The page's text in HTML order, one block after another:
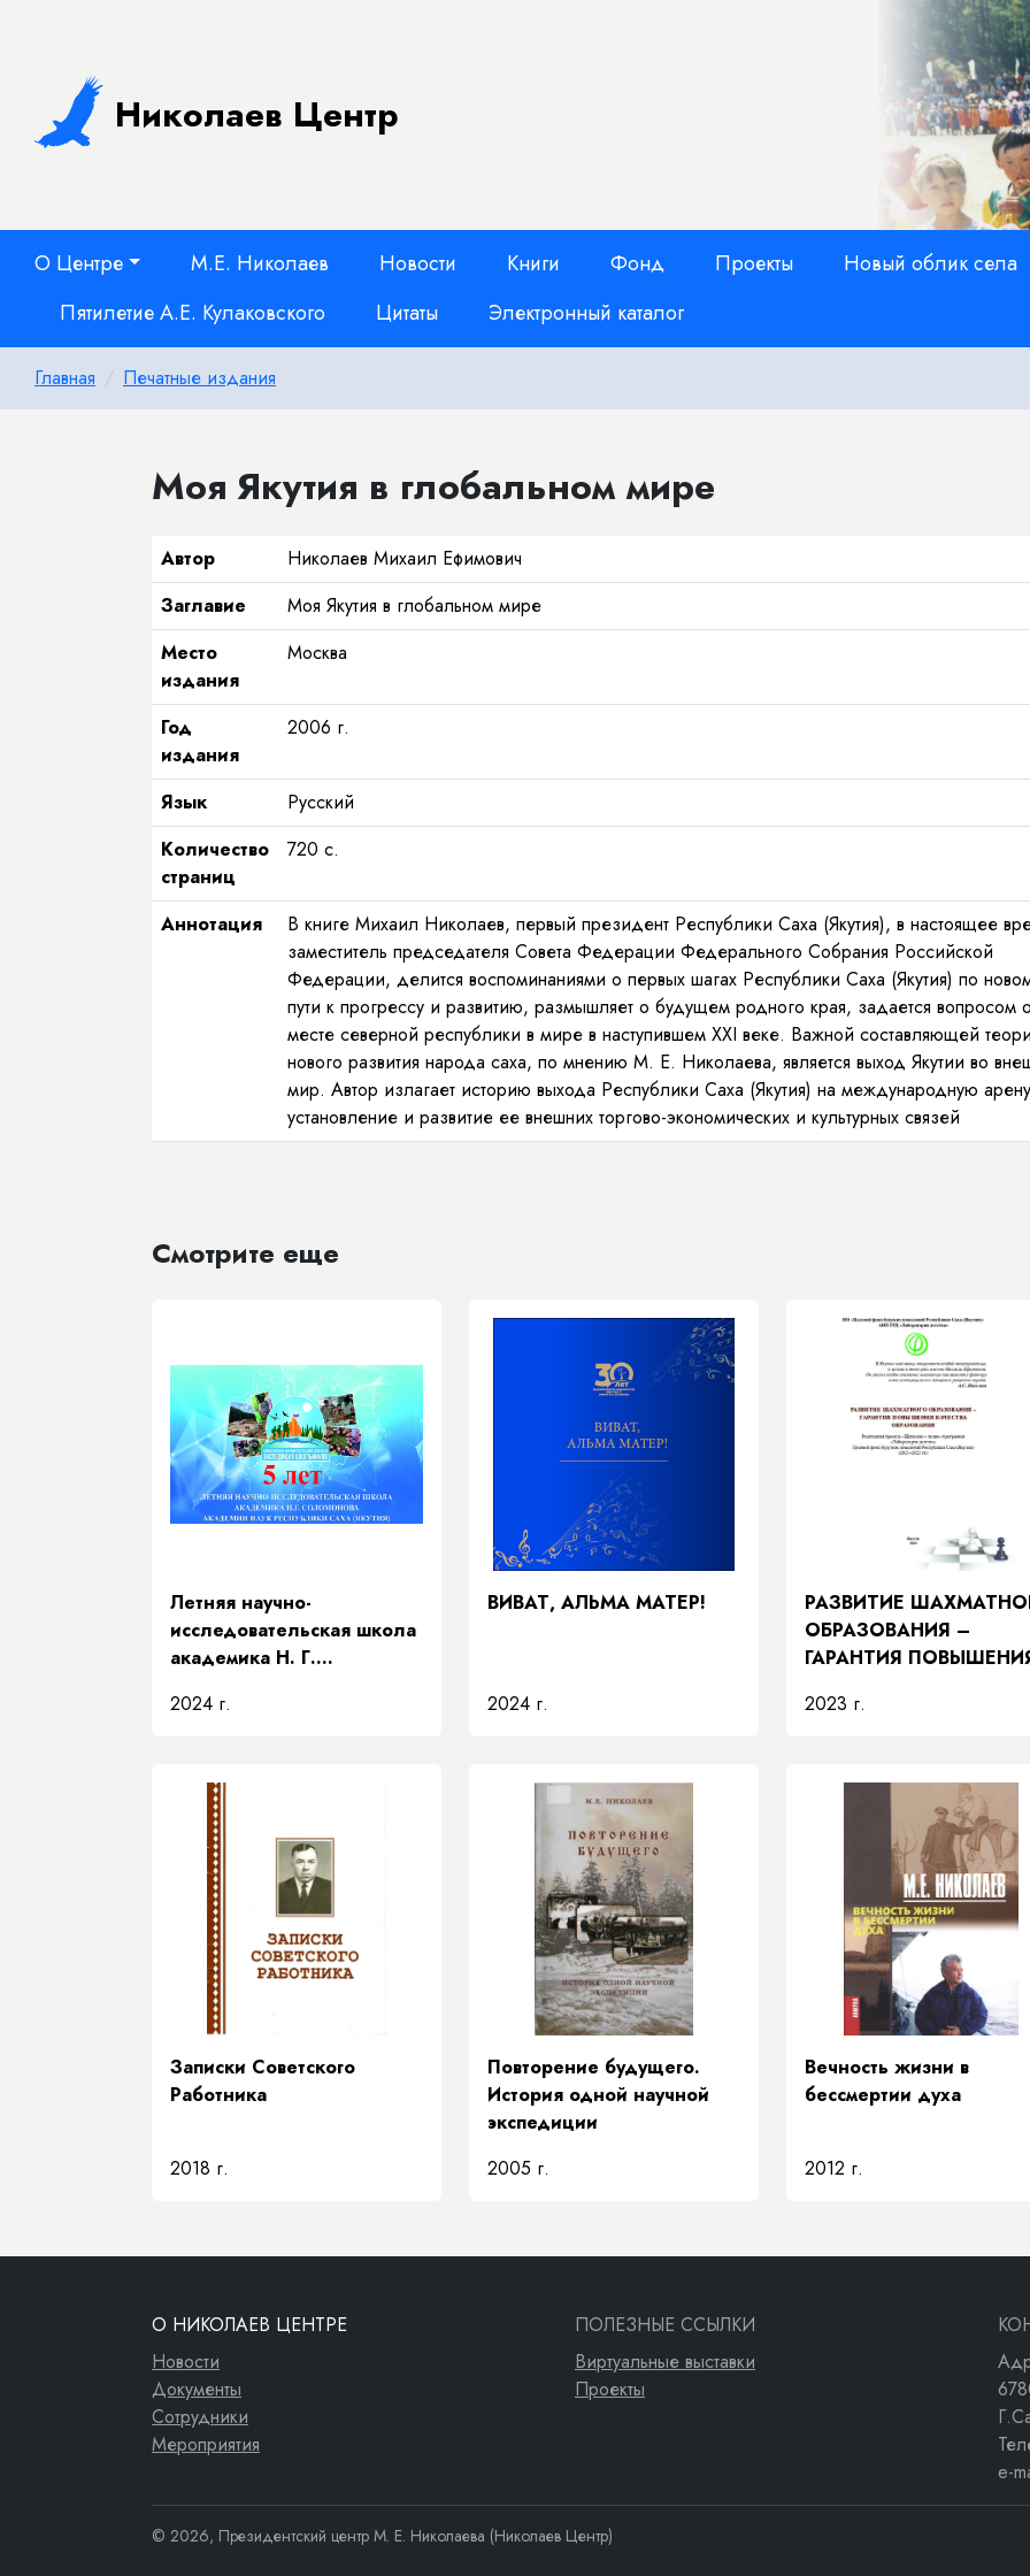
Николаев Центр
О Центре М.Е. Николаев Новости Книги Фонд Проекты Новый облик села
Пятилетие А.Е. Кулаковского
Цитаты Электронный каталог
Главная Печатные издания
Моя Якутия в глобальном мире
Автор
Николаев Михаил Ефимович
Заглавие
Моя Якутия в глобальном мире
Место
издания
Москва
Год
издания
2006 г.
Язык
Русский
Количество
страниц
720 с.
Аннотация
В книге Михаил Николаев, первый президент Республики Саха (Якутия), в настоящее
заместитель председателя Совета Федерации Федерального Собрания Российской
Федерации, делится воспоминаниями о первых шагах Республики Саха (Якутия) по
пути к прогрессу и развитию, размышляет о будущем родного края, задается вопросом о
месте северной республики в мире в наступившем XXI веке. Важной составляющей
нового развития народа саха, по мнению М. Е. Николаева, является выход Якутии во
мир. Автор излагает историю выхода Республики Саха (Якутия) на международную
установление и развитие ее внешних торгово-экономических и культурных связей
Смотрите еще
Летняя научно-
исследовательская школа
академика Н. Г.
наук Республики Саха
2024 г.
ВИВАТ, АЛЬМА МАТЕР!
2024 г.
РАЗВИТИЕ
ОБРАЗОВАНИЯ –
ГАРАНТИЯ
ОБРАЗОВАНИЯ
2023 г.
Записки Советского
Работника
2018 г.
Повторение будущего.
История одной научной
экспедиции
2005 г.
Вечность жизни в
бессмертии духа
2012 г.
О НИКОЛАЕВ ЦЕНТРЕ
Новости
Документы
Сотрудники
Мероприятия
ПОЛЕЗНЫЕ ССЫЛКИ
Виртуальные выставки
Проекты
e-
© 2026, Президентский центр М. Е. Николаева (Николаев Центр)